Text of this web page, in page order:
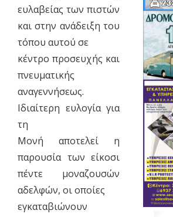
ευλαβείας των πιστών
και στην ανάδειξη του
τόπου αυτού σε
κέντρο προσευχής και
πνευματικής
αναγεννήσεως.
Ιδιαίτερη ευλογία για
τη
Μονή αποτελεί η
παρουσία των είκοσι
πέντε μοναζουσών
αδελφών, οι οποίες
εγκαταβιώνουν